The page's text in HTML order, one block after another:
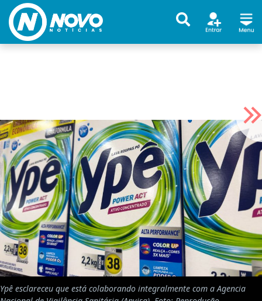
Ypê esclareceu que está colaborando integralmente com a Agencia